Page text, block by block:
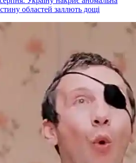
областей заллють дощі